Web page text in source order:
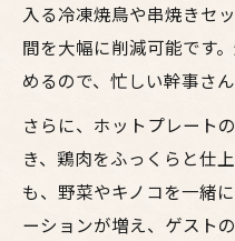
入る冷凍焼鳥や串焼きセ
間を大幅に削減可能です
めるので、忙しい幹事さ
さらに、ホットプレート
き、鶏肉をふっくらと仕
も、野菜やキノコを一緒
ーションが増え、ゲスト